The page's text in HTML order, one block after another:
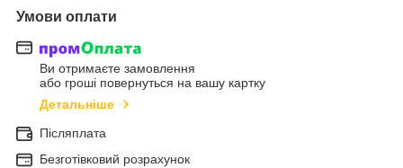
Умови оплати
Ви отримаєте замовлення
або гроші повернуться на вашу картку
Детальніше
Післяплата
Безготівковий розрахунок